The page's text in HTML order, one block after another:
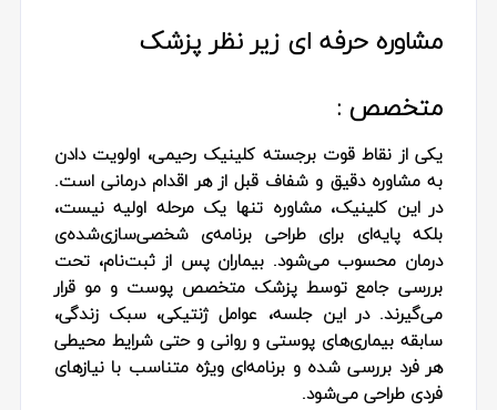
مشاوره حرفه‌ ای زیر نظر پزشک
متخصص :
یکی از نقاط قوت برجسته کلینیک رحیمی، اولویت دادن
به مشاوره دقیق و شفاف قبل از هر اقدام درمانی است.
در این کلینیک، مشاوره تنها یک مرحله اولیه نیست،
بلکه پایه‌ای برای طراحی برنامه‌ی شخصی‌سازی‌شده‌ی
درمان محسوب می‌شود. بیماران پس از ثبت‌نام، تحت
بررسی جامع توسط پزشک متخصص پوست و مو قرار
می‌گیرند. در این جلسه، عوامل ژنتیکی، سبک زندگی،
سابقه بیماری‌های پوستی و روانی و حتی شرایط محیطی
هر فرد بررسی شده و برنامه‌ای ویژه متناسب با نیازهای
فردی طراحی می‌شود.